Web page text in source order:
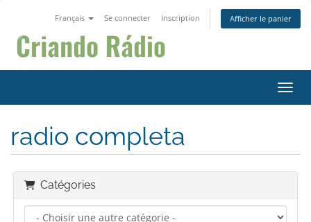
Français Se connecter Inscription Afficher le panier
radio completa
Catégories